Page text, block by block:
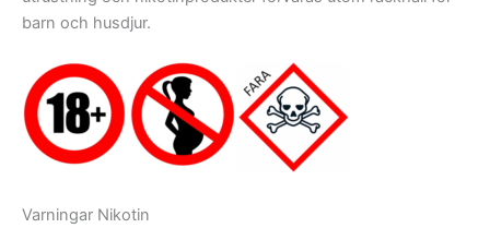
barn och husdjur.
Varningar Nikotin